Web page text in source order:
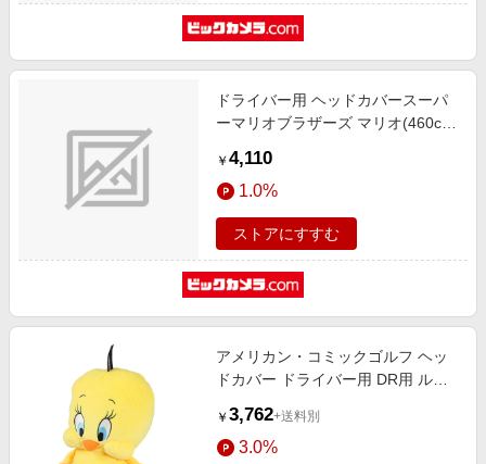
ドライバー用 ヘッドカバースーパ
ーマリオブラザーズ マリオ(460cc
￥ 4,110
1.0%
ストアにすすむ
アメリカン・コミックゴルフ ヘッ
ドカバー ドライバー用 DR用 ルー
ーティ 4105053500
￥ 3,762+送料別
3.0%